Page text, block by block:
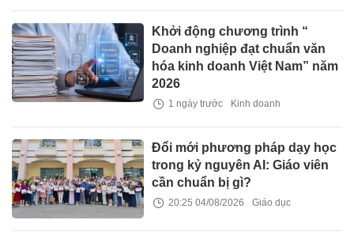
Khởi động chương trình “
Doanh nghiệp đạt chuẩn văn
hóa kinh doanh Việt Nam” năm
2026
1 ngày trước Kinh doanh
Đổi mới phương pháp dạy học
trong kỷ nguyên AI: Giáo viên
cần chuẩn bị gì?
20:25 04/08/2026 Giáo dục